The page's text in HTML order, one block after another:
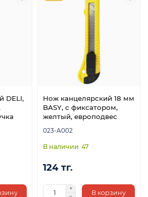
DELI,
Нож канцелярский 18 мм
BASY, с фиксатором,
желтый, европодвес
023-A002
47
124 тг.
В корзину